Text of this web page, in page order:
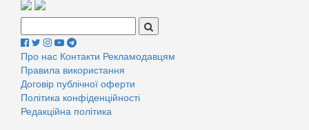
Про нас Контакти Рекламодавцям
Правила використання
Договір публічної оферти
Політика конфіденційності
Редакційна політика